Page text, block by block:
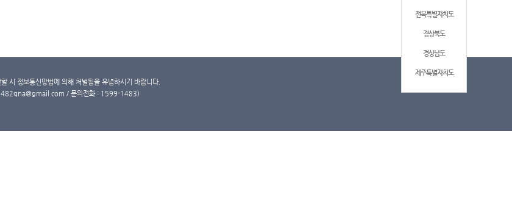
전북특별자치도
경상북도
경상남도
제주특별자치도
시 정보통신망법에 의해 처벌됨을 유념하시기 바랍니다.
/ 문의전화 : 1599-1483)